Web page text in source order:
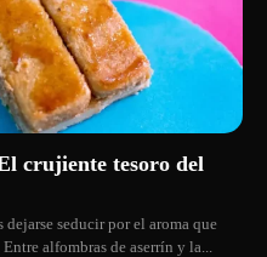
crujiente tesoro del
seducir por el aroma que
alfombras de aserrín y la...